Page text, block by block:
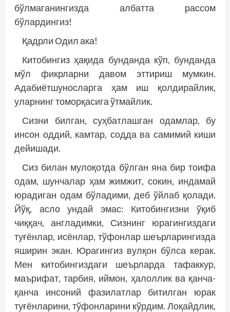
бўлмаганингизда албатта рассом
бўлардингиз!
Қадрли Одил ака!
Китобингиз ҳақида бунданда кўп, бунданда
мўл фикрларни давом эттириш мумкин.
Адабиётшуносларга ҳам иш қолдирайлик,
уларнинг томорқасига ўтмайлик.
Сизни билган, суҳбатлашган одамлар, бу
инсон оддий, камтар, содда ва самимий киши
дейишади.
Сиз билан мулоқотда бўлган яна бир тоифа
одам, шунчалар ҳам жимжит, сокин, индамай
юрадиган одам бўладими, деб ўйлаб қолади.
Йўқ, асло ундай эмас: Китобингизни ўқиб
чиққач, англадимки, Сизнинг юрагингиздаги
туғёнлар, исёнлар, тўфонлар шеърларингизда
яширин экан. Юрагингиз вулқон бўлса керак.
Мен китобингиздаги шеърларда тафаккур,
маърифат, тарбия, иймон, ҳалоллик ва қанча-
қанча инсоний фазилатлар битилган юрак
туғёнларини, тўфонларини кўрдим. Лоқайд­лик,